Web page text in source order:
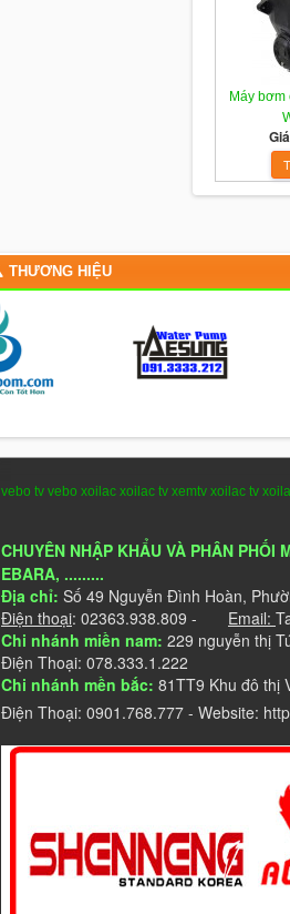
Máy bơm
THƯƠNG HIỆU
vebo tv vebo xoilac xoilac tv xemtv xoilac tv
CHUYÊN NHẬP KHẨU VÀ PHÂN PHỐI
EBARA, .........
Địa chỉ: Số 49 Nguyễn Đình Hoàn,
Điện thoại: 02363.938.809 - Email:
Chi nhánh miền nam: 229 nguyễn thị
Điện Thoại: 078.333.1.222
Chi nhánh mền bắc: 81TT9 Khu đô thị
Điện Thoại: 0901.768.777 - Website: